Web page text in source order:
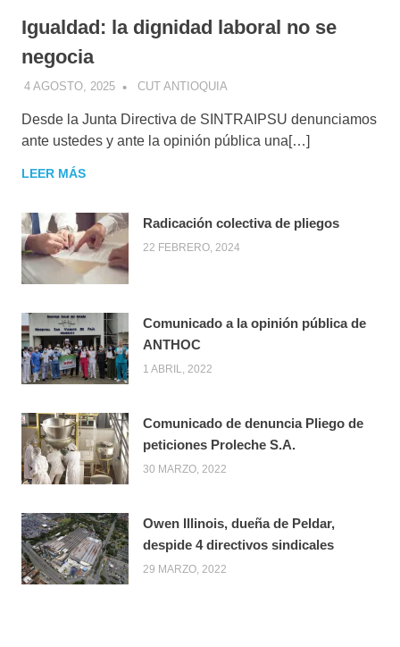
Igualdad: la dignidad laboral no se
negocia
4 AGOSTO, 2025 CUT ANTIOQUIA
Desde la Junta Directiva de SINTRAIPSU denunciamos
ante ustedes y ante la opinión pública una[…]
LEER MÁS
Radicación colectiva de pliegos
22 FEBRERO, 2024
Comunicado a la opinión pública de
ANTHOC
1 ABRIL, 2022
Comunicado de denuncia Pliego de
peticiones Proleche S.A.
30 MARZO, 2022
Owen Illinois, dueña de Peldar,
despide 4 directivos sindicales
29 MARZO, 2022